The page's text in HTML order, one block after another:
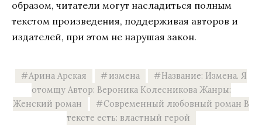
образом, читатели могут насладиться полным
текстом произведения, поддерживая авторов и
издателей, при этом не нарушая закон.
Арина Арская измена
Название: Измена. Я
отомщу Автор: Вероника Колесникова Жанры:
Женский роман
Современный любовный роман В
тексте есть: властный герой